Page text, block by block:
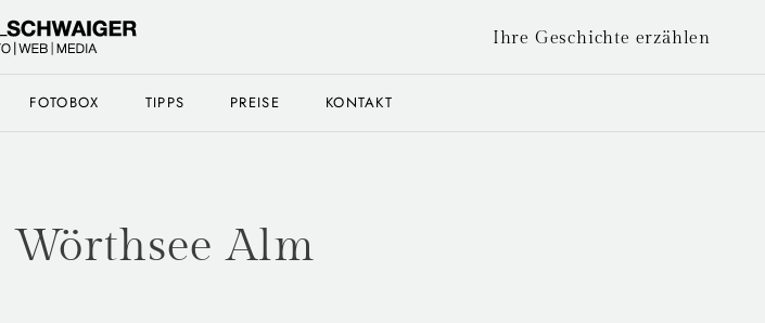
Ihre Geschichte erzählen
FOTOBOX TIPPS PREISE KONTAKT
Wörthsee Alm